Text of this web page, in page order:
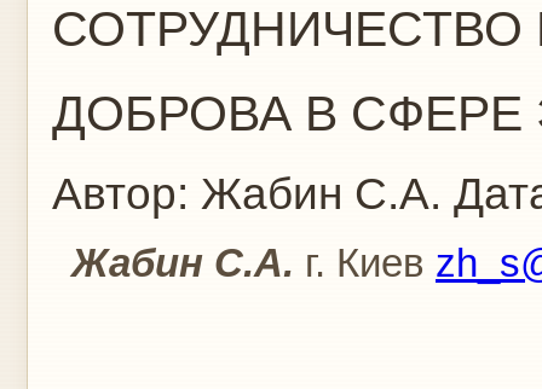
СОТРУДНИЧЕСТВО
ДОБРОВА В СФЕРЕ
Автор: Жабин С.А.
Жабин С.А. г. Киев